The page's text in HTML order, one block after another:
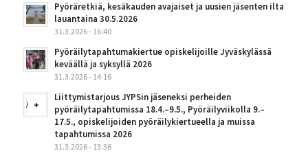
Pyöräretkiä, kesäkauden avajaiset ja uusien jäsenten ilta
lauantaina 30.5.2026
31.3.2026 - 16:40
Pyöräilytapahtumakiertue opiskelijoille Jyväskylässä
keväällä ja syksyllä 2026
31.3.2026 - 14:16
Liittymistarjous JYPSin jäseneksi perheiden
pyöräilytapahtumissa 18.4.–9.5., Pyöräilyviikolla 9.–
17.5., opiskelijoiden pyöräilykiertueella ja muissa
tapahtumissa 2026
31.3.2026 - 13:36